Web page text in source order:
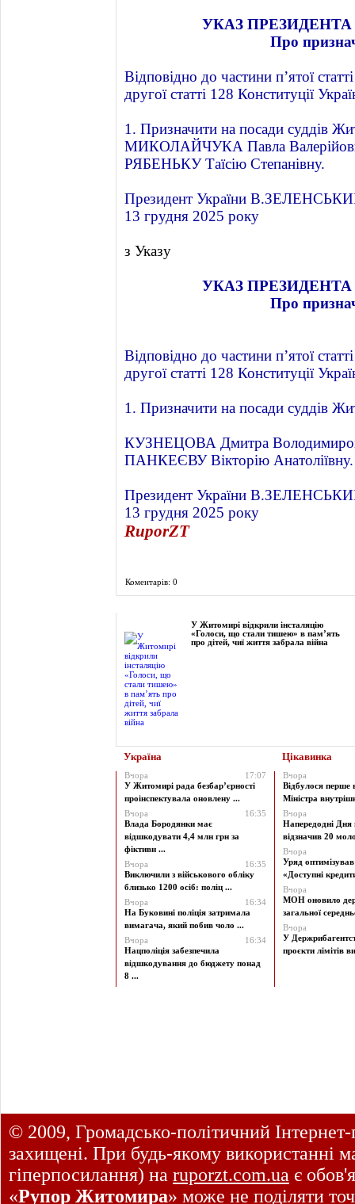
УКАЗ ПРЕЗИДЕНТА
Про
Відповідно до частини пʼятої
другої статті 128 Конституції
1. Призначити на посади суддів
МИКОЛАЙЧУКА Павла
РЯБЕНЬКУ Таїсію Степанівну.
Президент України
13 грудня 2025 року
з Указу
УКАЗ ПРЕЗИДЕНТА
Про
Відповідно до частини пʼятої
другої статті 128 Конституції
1. Призначити на посади суддів
КУЗНЕЦОВА Дмитра
ПАНКЕЄВУ Вікторію Анатоліївну.
Президент України
13 грудня 2025 року
RuporZT
Коментарів: 0
У Житомирі відкрили інсталяцію
«Голоси, що стали тишею» в пам’ять
про дітей, чиї життя забрала війна
Україна Цікавинка
Вчора
17:07
У Житомирі рада безбар’єрності
проінспектувала оновлену ...
Вчора
16:35
Влада Бородянки має
відшкодувати 4,4 млн грн за
фіктивн ...
Вчора
16:35
Виключили з військового обліку
близько 1200 осіб: поліц ...
Вчора
16:34
На Буковині поліція затримала
вимагача, який побив чоло ...
Вчора
16:34
Нацполіція забезпечила
відшкодування до бюджету понад
8 ...
Вчора
Відбулося перше
Міністра
Вчора
Напередодні Дня
відзначив 20
Вчора
Уряд
«Доступні
Вчора
МОН оновило
загальної
Вчора
У
проєкти лімітів
© 2009, Громадсько-політичний
захищені. При будь-якому використанні
гіперпосилання) на ruporzt.com.ua є
«Рупор Житомира» може не поділяти